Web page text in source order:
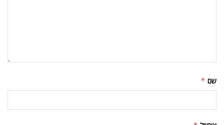
שם *